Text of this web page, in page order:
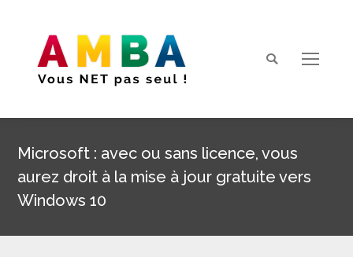
Search:
Microsoft : avec ou sans licence, vous
aurez droit à la mise à jour gratuite vers
Windows 10